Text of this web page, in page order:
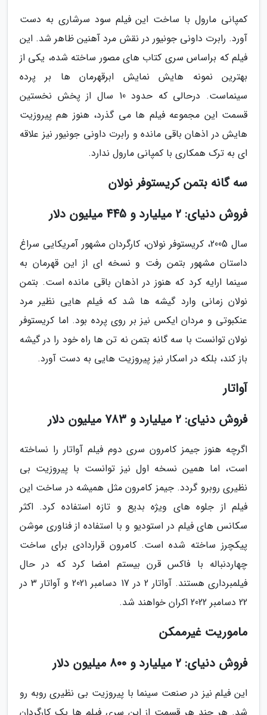
کمپانی مارول با ساخت این فیلم سود سرشاری به دست
آورد. رابرت داونی جونیور در نقش مرد آهنین ظاهر شد. این
فیلم که براساس سری کتاب های مصور ساخته شده، یکی از
بهترین نمونه هایش نمایش ابرقهرمان ها بر پرده
سینماست. درحالی که حدود 10 سال از پخش نخستین
قسمت این مجموعه فیلم ها می گذرد، هنوز هم پیروزیت
هایش در اذهان باقی مانده و رابرت داونی جونیور نیز علاقه
ای به ترک همکاری با کمپانی مارول ندارد.
سه گانه بتمن کریستوفر نولان
فروش دنیای: 2 میلیارد و 445 میلیون دلار
سال 2005، کریستوفر نولان، کارگردان مشهور آمریکایی سراغ
داستان مشهور بتمن رفت و نسخه ای از این قهرمان به
سینما ارایه کرد که هنوز در اذهان باقی مانده است. بتمن
نولان زمانی وارد گیشه ها شد که فیلم هایی نظیر مرد
عنکبوتی و مردان ایکس نیز بر روی پرده بود. اما کریستوفر
نولان توانست با سه گانه بتمن نه تن ها راه خود را در گیشه
باز کند، بلکه در اسکار نیز پیروزیت هایی به دست آورد.
آواتار
فروش دنیای: 2 میلیارد و 783 میلیون دلار
اگرچه هنوز جیمز کامرون سری دوم فیلم آواتار را نساخته
است، اما همین نسخه اول نیز توانست با پیروزیت بی
نظیری روبرو گردد. جیمز کامرون مثل همیشه در ساخت این
فیلم از جلوه های ویژه بدیع و تازه استفاده کرد. اکثر
سکانس های فیلم در استودیو و با استفاده از فناوری موشن
پیکچرز ساخته شده است. کامرون قراردادی برای ساخت
چهاردنباله با فاکس قرن بیستم امضا کرد که در حال
فیلمبرداری هستند. آواتار 2 در 17 دسامبر 2021 و آواتار 3 در
22 دسامبر 2022 اکران خواهند شد.
ماموریت غیرممکن
فروش دنیای: 2 میلیارد و 800 میلیون دلار
این فیلم نیز در صنعت سینما با پیروزیت بی نظیری روبه رو